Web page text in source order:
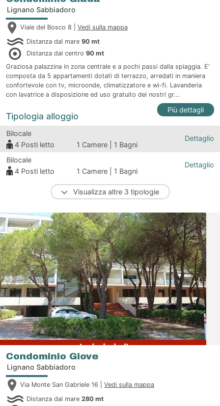
Lignano Sabbiadoro
Viale del Bosco 8 | Vedi sulla mappa
Distanza dal mare 90 mt
Distanza dal centro 90 mt
Graziosa palazzina in zona centrale e a pochi passi dalla spiaggia. E'
composta da 5 appartamenti dotati di terrazzo, arredati in maniera
confortevole con tv, microonde, climatizzatore e wi-fi. Lavanderia
con lavatrice a disposizione ed uso gratuito dei nostri gr...
Più dettagli
Tipologia alloggio
Bilocale
4 Posti letto 1 Camere | 1 Bagni
Dettaglio
Bilocale
4 Posti letto 1 Camere | 1 Bagni
Dettaglio
Visualizza altre 3 tipologie
Condominio Giove
Lignano Sabbiadoro
Via Monte San Gabriele 16 | Vedi sulla mappa
Distanza dal mare 280 mt